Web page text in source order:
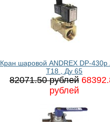
Кран шаровой ANDREX DP-430p
T18 , Ду 65
82071.50 рублей
рублей